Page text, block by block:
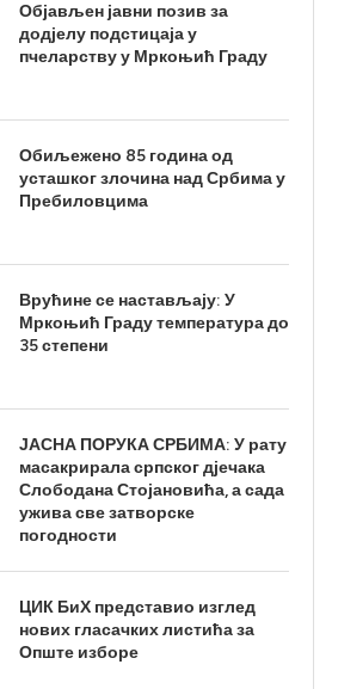
Објављен јавни позив за
додјелу подстицаја у
пчеларству у Мркоњић Граду
Обиљежено 85 година од
усташког злочина над Србима у
Пребиловцима
Врућине се настављају: У
Мркоњић Граду температура до
35 степени
ЈАСНА ПОРУКА СРБИМА: У рату
масакрирала српског дјечака
Слободана Стојановића, а сада
ужива све затворске
погодности
ЦИК БиХ представио изглед
нових гласачких листића за
Опште изборе